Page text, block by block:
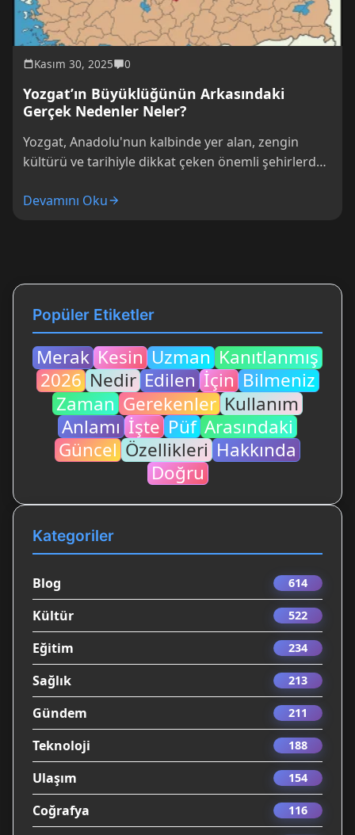
Kasım 30, 2025 0
Yozgat’ın Büyüklüğünün Arkasındaki
Gerçek Nedenler Neler?
Yozgat, Anadolu'nun kalbinde yer alan, zengin
kültürü ve tarihiyle dikkat çeken önemli şehirlerden
Devamını Oku
Popüler Etiketler
Merak Kesin Uzman Kanıtlanmış
2026 Nedir Edilen İçin Bilmeniz
Zaman Gerekenler Kullanım
Anlamı İşte Püf Arasındaki
Güncel Özellikleri Hakkında
Doğru
Kategoriler
Blog 614
Kültür 522
Eğitim 234
Sağlık 213
Gündem 211
Teknoloji 188
Ulaşım 154
Coğrafya 116